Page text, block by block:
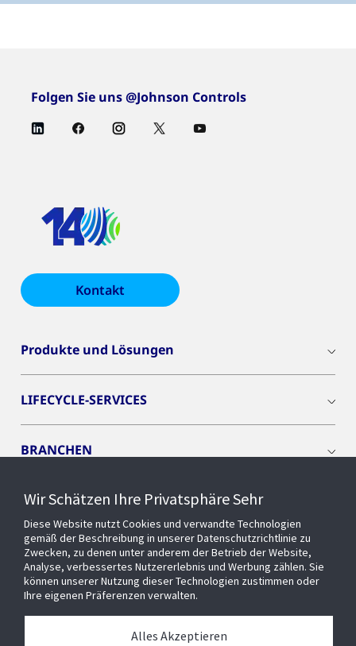
Folgen Sie uns @Johnson Controls
Kontakt
Produkte und Lösungen
LIFECYCLE-SERVICES
BRANCHEN
CYBER SOLUTIONS
OPENBLUE
SMART BUILDINGS
Wir Schätzen Ihre Privatsphäre Sehr
Diese Website nutzt Cookies und verwandte Technologien
gemäß der Beschreibung in unserer Datenschutzrichtlinie zu
Zwecken, zu denen unter anderem der Betrieb der Website,
Analyse, verbessertes Nutzererlebnis und Werbung zählen. Sie
können unserer Nutzung dieser Technologien zustimmen oder
Ihre eigenen Präferenzen verwalten.
Alles Akzeptieren